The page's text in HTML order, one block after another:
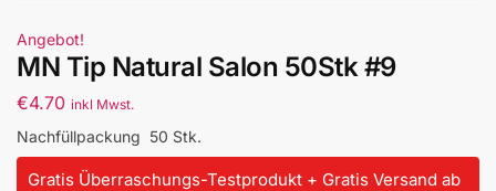
Angebot!
MN Tip Natural Salon 50Stk #9
€4.70 inkl Mwst.
Nachfüllpackung 50 Stk.
Gratis Überraschungs-Testprodukt + Gratis Versand ab